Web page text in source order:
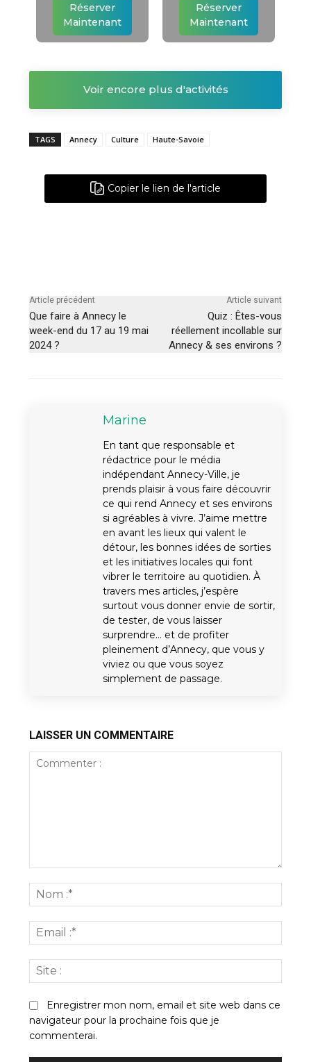
Réserver
Maintenant
Réserver
Maintenant
Voir encore plus d'activités
TAGS Annecy Culture Haute-Savoie
Copier le lien de l'article
Article précédent
Que faire à Annecy le
week-end du 17 au 19 mai
2024 ?
Article suivant
Quiz : Êtes-vous
réellement incollable sur
Annecy & ses environs ?
Marine
En tant que responsable et
rédactrice pour le média
indépendant Annecy-Ville, je
prends plaisir à vous faire découvrir
ce qui rend Annecy et ses environs
si agréables à vivre. J’aime mettre
en avant les lieux qui valent le
détour, les bonnes idées de sorties
et les initiatives locales qui font
vibrer le territoire au quotidien. À
travers mes articles, j’espère
surtout vous donner envie de sortir,
de tester, de vous laisser
surprendre… et de profiter
pleinement d’Annecy, que vous y
viviez ou que vous soyez
simplement de passage.
LAISSER UN COMMENTAIRE
:*
:*
:
Enregistrer mon nom, email et site web dans ce
navigateur pour la prochaine fois que je
commenterai.